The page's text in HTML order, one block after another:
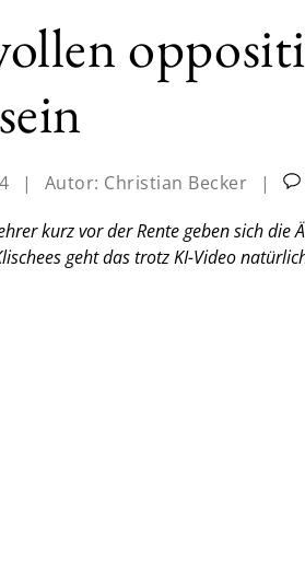
| Autor: Christian Becker |
kurz vor der Rente geben sich die
geht das trotz KI-Video